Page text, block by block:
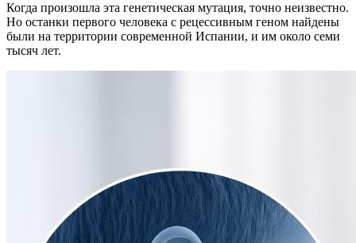
Когда произошла эта генетическая мутация, точно неизвестно.
Но останки первого человека с рецессивным геном найдены
были на территории современной Испании, и им около семи
тысяч лет.